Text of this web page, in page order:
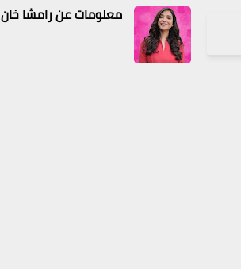
معلومات عن رامشا خان